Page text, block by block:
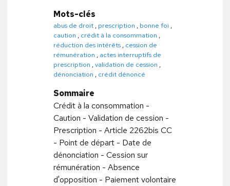
Mots-clés
abus de droit , prescription , bonne foi ,
caution , crédit à la consommation ,
réduction des intérêts , cession de
rémunération , actes interruptifs de
prescription ,validation de cession ,
dénonciation , crédit dénoncé
Sommaire
Crédit à la consommation -
Caution - Validation de cession -
Prescription - Article 2262bis CC
- Point de départ - Date de
dénonciation - Cession sur
rémunération - Absence
d'opposition - Paiement volontaire